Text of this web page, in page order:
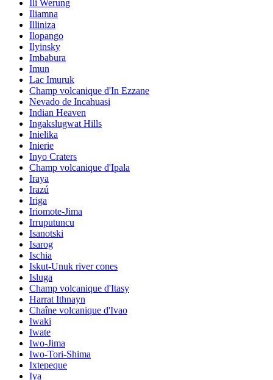
Ili Werung
Iliamna
Illiniza
Ilopango
Ilyinsky
Imbabura
Imun
Lac Imuruk
Champ volcanique d'In Ezzane
Nevado de Incahuasi
Indian Heaven
Ingakslugwat Hills
Inielika
Inierie
Inyo Craters
Champ volcanique d'Ipala
Iraya
Irazú
Iriga
Iriomote-Jima
Irruputuncu
Isanotski
Isarog
Ischia
Iskut-Unuk river cones
Isluga
Champ volcanique d'Itasy
Harrat Ithnayn
Chaîne volcanique d'Ivao
Iwaki
Iwate
Iwo-Jima
Iwo-Tori-Shima
Ixtepeque
Iya